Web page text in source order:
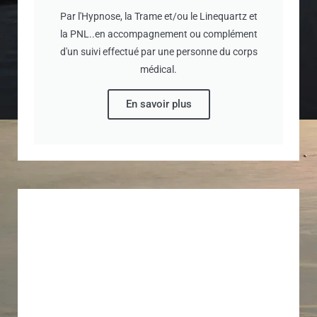
Par l'Hypnose, la Trame et/ou le Linequartz et
la PNL..en accompagnement ou complément
d'un suivi effectué par une personne du corps
médical.
En savoir plus